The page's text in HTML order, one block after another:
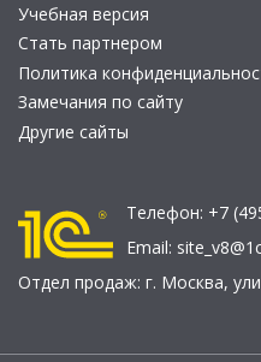
Учебная версия
Стать партнером
Политика
Замечания по сайту
Другие сайты
Телефон: +7
Email:
Отдел продаж: г. Москва,